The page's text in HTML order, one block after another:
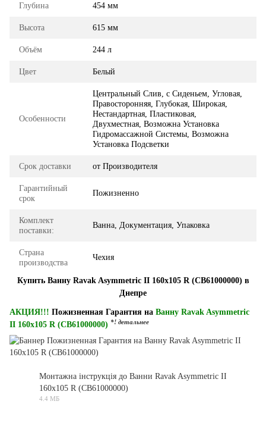
Глубина 454 мм
Высота 615 мм
Объём 244 л
Цвет Белый
Особенности
Центральный Слив, с Сиденьем, Угловая,
Правосторонняя, Глубокая, Широкая,
Нестандартная, Пластиковая,
Двухместная, Возможна Установка
Гидромассажной Системы, Возможна
Установка Подсветки
Срок доставки от Производителя
Гарантийный
срок
Пожизненно
Комплект
поставки:
Ванна, Документация, Упаковка
Страна
производства
Чехия
Купить Ванну Ravak Asymmetric II 160x105 R (CB61000000) в
Днепре
АКЦИЯ!!! Пожизненная Гарантия на Ванну Ravak Asymmetric
II 160x105 R (CB61000000) *! детальнее
Монтажна інструкція до Ванни Ravak Asymmetric II
160x105 R (CB61000000)
4.4 МБ